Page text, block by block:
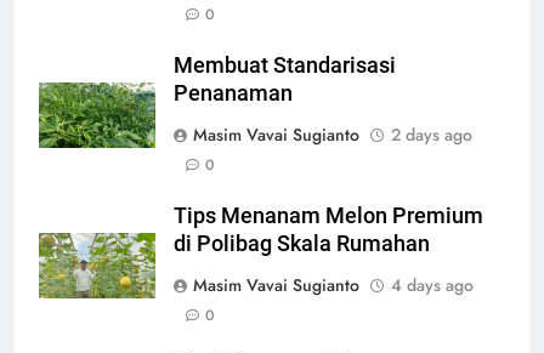
0
Membuat Standarisasi
Penanaman
Masim Vavai Sugianto
2 days ago
0
Tips Menanam Melon Premium
di Polibag Skala Rumahan
Masim Vavai Sugianto
4 days ago
0